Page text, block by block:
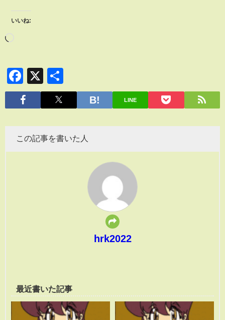
いいね:
Facebook
X
有
LINE
この記事を書いた人
hrk2022
最近書いた記事